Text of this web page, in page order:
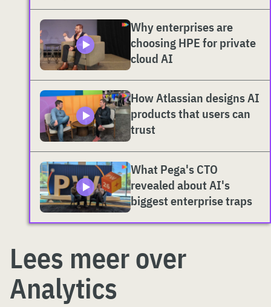
Why enterprises are
choosing HPE for private
cloud AI
How Atlassian designs AI
products that users can
trust
What Pega's CTO
revealed about AI's
biggest enterprise traps
Lees meer over
Analytics